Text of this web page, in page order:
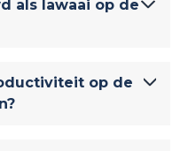
als lawaai op de
op de